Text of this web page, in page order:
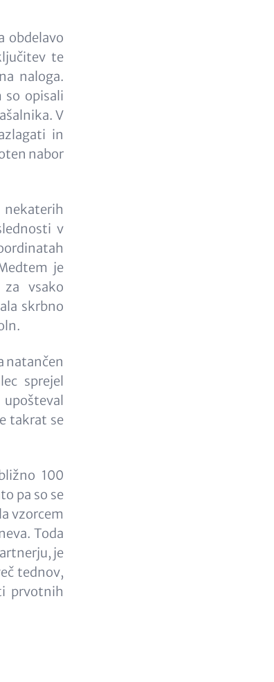
obdelavo
te
naloga.
so opisali
V
in
nabor
v
je
vsako
skrbno
natančen
sprejel
takrat se
100
pa so se
vzorcem
Toda
je
tednov,
prvotnih